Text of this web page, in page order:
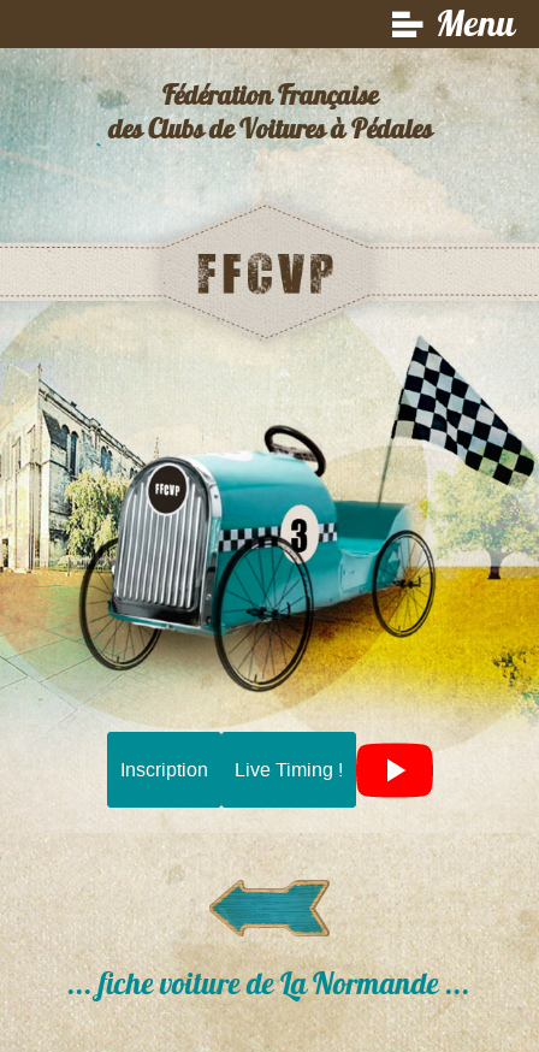
Menu
Fédération Française
des Clubs de Voitures à Pédales
Inscription Live Timing !
... fiche voiture de La Normande ...